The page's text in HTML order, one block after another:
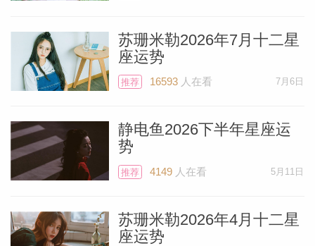
跟太阳形成六分相。这一天恰逢周日，可能
会为你带来一丝奢华与宠爱。在美国，这一
天是母亲节，而美妙的是，这将是本月最棒
的日子之一。即使你不住在美国，或者你也
不是母亲，你依然会爱上这一天。好好利用
它吧！你一定会喜欢此时此刻所做的一切。
两天后的5月12日星期二，你将迎来另一个
美妙的日子——你的守护星水星位于金牛座
苏珊米勒2026年7月十二星
座运势
推荐 16593人在看 7月6日
静电鱼2026下半年星座运
势
推荐 4149人在看 5月11日
苏珊米勒2026年4月十二星
座运势